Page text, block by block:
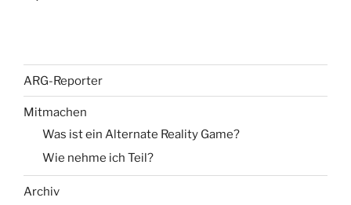
ARG-Reporter
Mitmachen
Was ist ein Alternate Reality Game?
Wie nehme ich Teil?
Archiv